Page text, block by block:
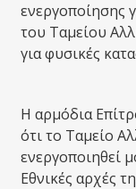
ενεργοποίησης
του Ταμείου
για φυσικές
Η αρμόδια
ότι το Ταμείο
ενεργοποιηθεί
Εθνικές αρχές